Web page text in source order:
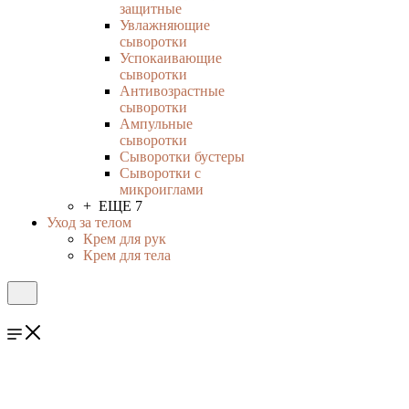
защитные
Увлажняющие
сыворотки
Успокаивающие
сыворотки
Антивозрастные
сыворотки
Ампульные
сыворотки
Сыворотки бустеры
Сыворотки с
микроиглами
+ ЕЩЕ 7
Уход за телом
Крем для рук
Крем для тела